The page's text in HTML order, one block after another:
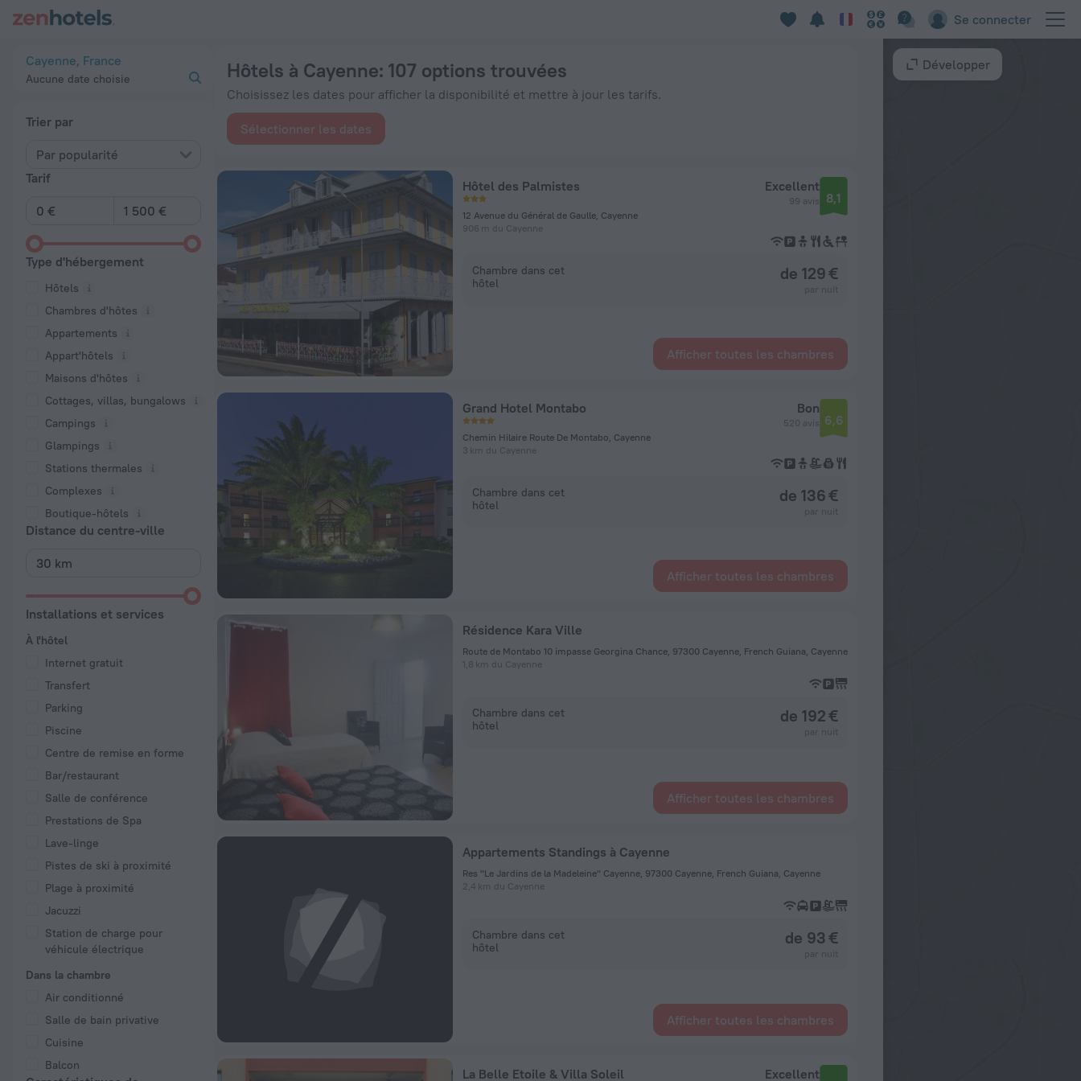
Se connecter
Cayenne, France
Aucune date choisie
Trier par
Par popularité
Tarif
Type d'hébergement
Hôtels
Chambres d'hôtes
Appartements
Appart'hôtels
Maisons d'hôtes
Cottages, villas, bungalows
Campings
Glampings
Stations thermales
Complexes
Boutique-hôtels
Distance du centre-ville
Installations et services
À l'hôtel
Internet gratuit
Transfert
Parking
Piscine
Centre de remise en forme
Bar/restaurant
Salle de conférence
Prestations de Spa
Lave-linge
Pistes de ski à proximité
Plage à proximité
Jacuzzi
Station de charge pour
véhicule électrique
Dans la chambre
Air conditionné
Salle de bain privative
Cuisine
Balcon
Hôtels à Cayenne: 107 options trouvées
Choisissez les dates pour afficher la disponibilité et mettre à jour les tarifs.
Sélectionner les dates
Hôtel des Palmistes
12 Avenue du Général de Gaulle, Cayenne
906 m du Cayenne
Excellent
99 avis 8,1
Chambre dans cet
hôtel
de 129 €
Afficher toutes les chambres
Grand Hotel Montabo
Chemin Hilaire Route De Montabo, Cayenne
3 km du Cayenne
Bon
520 avis 6,6
Chambre dans cet
hôtel
de 136 €
Afficher toutes les chambres
Résidence Kara Ville
Route de Montabo 10 impasse Georgina Chance, 97300 Cayenne, French Guiana, Cayenne
1,8 km du Cayenne
Chambre dans cet
hôtel
de 192 €
Afficher toutes les chambres
Appartements Standings à Cayenne
Res "Le Jardins de la Madeleine" Cayenne, 97300 Cayenne, French Guiana, Cayenne
2,4 km du Cayenne
Chambre dans cet
hôtel
de 93 €
Afficher toutes les chambres
La Belle Etoile & Villa Soleil Excellent
Développer
Les 20 meilleurs hôtels Hôtels à Cayenne 2026 à partir de 76 € - Réservez dès maintenant sur ZenHotels.com